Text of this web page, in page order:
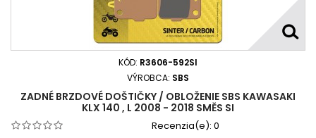
KÓD: R3606-592SI
VÝROBCA: SBS
ZADNÉ BRZDOVÉ DOŠTIČKY / OBLOŽENIE SBS KAWASAKI
KLX 140 , L 2008 - 2018 SMĚS SI
Recenzia(e): 0